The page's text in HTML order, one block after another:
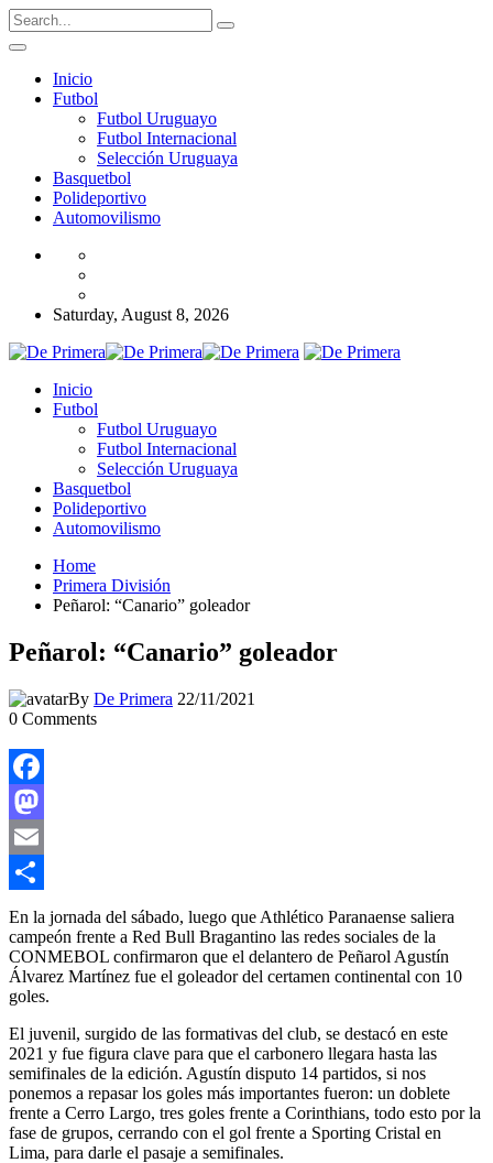
Inicio
Futbol
Futbol Uruguayo
Futbol Internacional
Selección Uruguaya
Basquetbol
Polideportivo
Automovilismo
Saturday, August 8, 2026
Inicio
Futbol
Futbol Uruguayo
Futbol Internacional
Selección Uruguaya
Basquetbol
Polideportivo
Automovilismo
Home
Primera División
Peñarol: “Canario” goleador
Peñarol: “Canario” goleador
By De Primera 22/11/2021
0 Comments
Facebook
Mastodon
Email
Compartir
En la jornada del sábado, luego que Athlético Paranaense saliera
campeón frente a Red Bull Bragantino las redes sociales de la
CONMEBOL confirmaron que el delantero de Peñarol Agustín
Álvarez Martínez fue el goleador del certamen continental con 10
goles.
El juvenil, surgido de las formativas del club, se destacó en este
2021 y fue figura clave para que el carbonero llegara hasta las
semifinales de la edición. Agustín disputo 14 partidos, si nos
ponemos a repasar los goles más importantes fueron: un doblete
frente a Cerro Largo, tres goles frente a Corinthians, todo esto por la
fase de grupos, cerrando con el gol frente a Sporting Cristal en
Lima, para darle el pasaje a semifinales.